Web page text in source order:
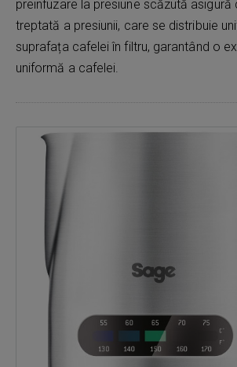
preinfuzare la presiune scăzută asigură
treptată a presiunii, care se distribuie
suprafața cafelei în filtru, garantând o
uniformă a cafelei.